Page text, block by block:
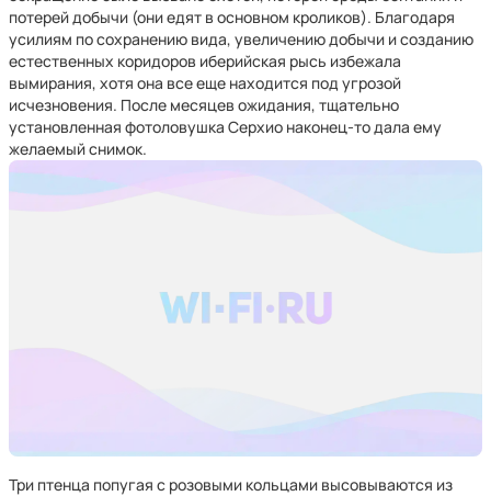
потерей добычи (они едят в основном кроликов). Благодаря
усилиям по сохранению вида, увеличению добычи и созданию
естественных коридоров иберийская рысь избежала
вымирания, хотя она все еще находится под угрозой
исчезновения. После месяцев ожидания, тщательно
установленная фотоловушка Серхио наконец-то дала ему
желаемый снимок.
Три птенца попугая с розовыми кольцами высовываются из